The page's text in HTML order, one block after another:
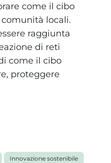
come il cibo
locali.
raggiunta
di reti
come il cibo
proteggere
Innovazione sostenibile